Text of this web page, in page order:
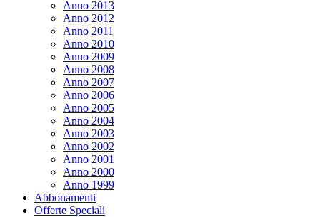
Anno 2013
Anno 2012
Anno 2011
Anno 2010
Anno 2009
Anno 2008
Anno 2007
Anno 2006
Anno 2005
Anno 2004
Anno 2003
Anno 2002
Anno 2001
Anno 2000
Anno 1999
Abbonamenti
Offerte Speciali